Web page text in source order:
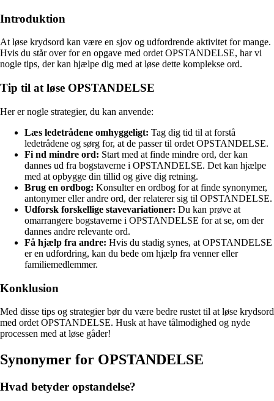
Introduktion
At løse krydsord kan være en sjov og udfordrende aktivitet for mange.
Hvis du står over for en opgave med ordet OPSTANDELSE, har vi
nogle tips, der kan hjælpe dig med at løse dette komplekse ord.
Tip til at løse OPSTANDELSE
Her er nogle strategier, du kan anvende:
Læs ledetrådene omhyggeligt: Tag dig tid til at forstå
ledetrådene og sørg for, at de passer til ordet OPSTANDELSE.
Fi nd mindre ord: Start med at finde mindre ord, der kan
dannes ud fra bogstaverne i OPSTANDELSE. Det kan hjælpe
med at opbygge din tillid og give dig retning.
Brug en ordbog: Konsulter en ordbog for at finde synonymer,
antonymer eller andre ord, der relaterer sig til OPSTANDELSE.
Udforsk forskellige stavevariationer: Du kan prøve at
omarrangere bogstaverne i OPSTANDELSE for at se, om der
dannes andre relevante ord.
Få hjælp fra andre: Hvis du stadig synes, at OPSTANDELSE
er en udfordring, kan du bede om hjælp fra venner eller
familiemedlemmer.
Konklusion
Med disse tips og strategier bør du være bedre rustet til at løse krydsord
med ordet OPSTANDELSE. Husk at have tålmodighed og nyde
processen med at løse gåder!
Synonymer for OPSTANDELSE
Hvad betyder opstandelse?